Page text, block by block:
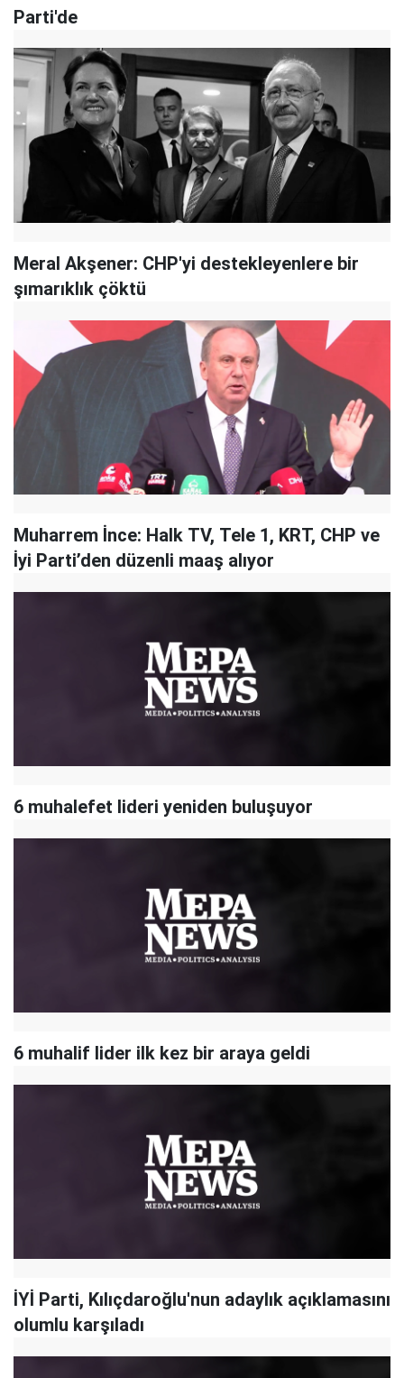
Parti'de
Meral Akşener: CHP'yi destekleyenlere bir
şımarıklık çöktü
Muharrem İnce: Halk TV, Tele 1, KRT, CHP ve
İyi Parti’den düzenli maaş alıyor
6 muhalefet lideri yeniden buluşuyor
6 muhalif lider ilk kez bir araya geldi
İYİ Parti, Kılıçdaroğlu'nun adaylık açıklamasını
olumlu karşıladı